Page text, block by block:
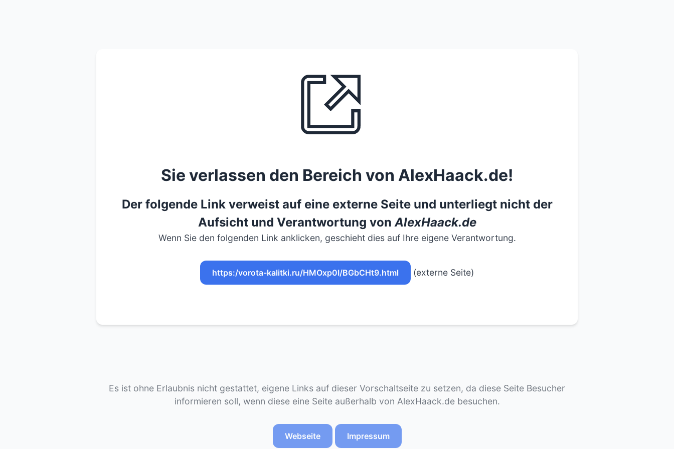
Sie verlassen den Bereich von AlexHaack.de!
Der folgende Link verweist auf eine externe Seite und unterliegt nicht der
Aufsicht und Verantwortung vonAlexHaack.de
Wenn Sie den folgenden Link anklicken, geschieht dies auf Ihre eigene Verantwortung.
https:/vorota-kalitki.ru/HMOxp0I/BGbCHt9.html (externe Seite)
Es ist ohne Erlaubnis nicht gestattet, eigene Links auf dieser Vorschaltseite zu setzen, da diese Seite Besucher
informieren soll, wenn diese eine Seite außerhalb von AlexHaack.de besuchen.
Webseite Impressum